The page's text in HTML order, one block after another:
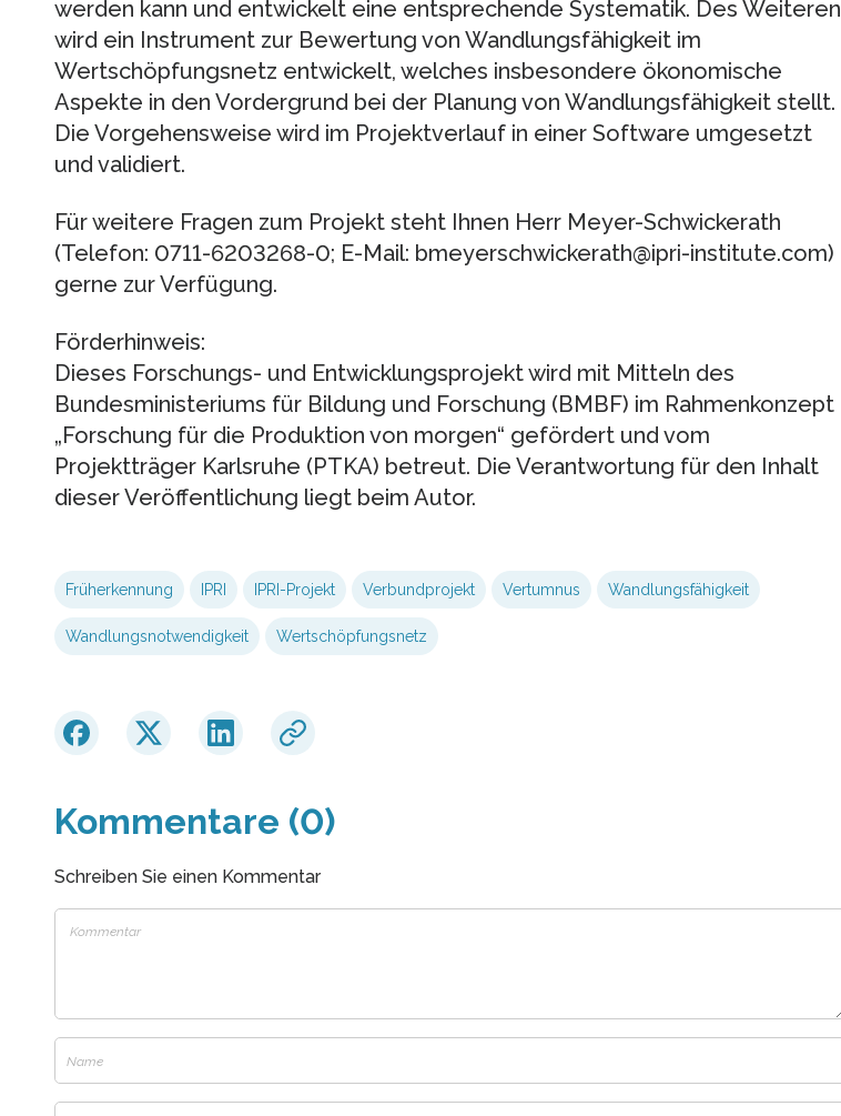
werden kann und entwickelt eine entsprechende Systematik. Des Weiteren
wird ein Instrument zur Bewertung von Wandlungsfähigkeit im
Wertschöpfungsnetz entwickelt, welches insbesondere ökonomische
Aspekte in den Vordergrund bei der Planung von Wandlungsfähigkeit stellt.
Die Vorgehensweise wird im Projektverlauf in einer Software umgesetzt
und validiert.
Für weitere Fragen zum Projekt steht Ihnen Herr Meyer-Schwickerath
(Telefon: 0711-6203268-0; E-Mail: bmeyerschwickerath@ipri-institute.com)
gerne zur Verfügung.
Förderhinweis:
Dieses Forschungs- und Entwicklungsprojekt wird mit Mitteln des
Bundesministeriums für Bildung und Forschung (BMBF) im Rahmenkonzept
„Forschung für die Produktion von morgen“ gefördert und vom
Projektträger Karlsruhe (PTKA) betreut. Die Verantwortung für den Inhalt
dieser Veröffentlichung liegt beim Autor.
Früherkennung IPRI IPRI-Projekt Verbundprojekt Vertumnus Wandlungsfähigkeit
Wandlungsnotwendigkeit Wertschöpfungsnetz
Kommentare (0)
Schreiben Sie einen Kommentar